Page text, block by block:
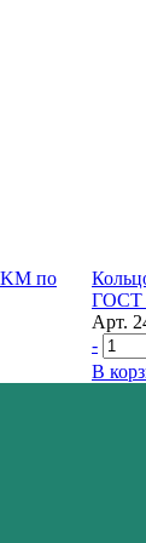
по
ГОСТ
Арт.
-
В